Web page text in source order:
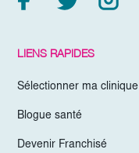
LIENS RAPIDES
Sélectionner ma clinique
Blogue santé
Devenir Franchisé